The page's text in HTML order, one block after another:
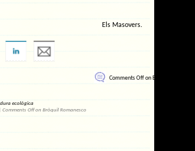
Els Masovers.
Comments Offon Bròquil Romanesco
ecològica
Comments Offon Bròquil Romanesco